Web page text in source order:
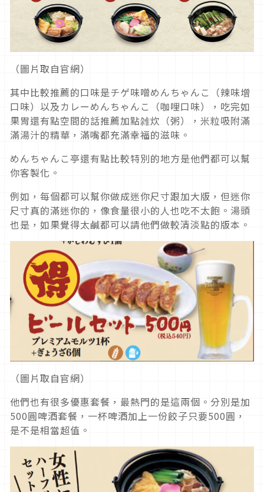
（圖片取自官網）
其中比較推薦的口味是チゲ味噌めんちゃんこ（辣味增
口味）以及カレーめんちゃんこ（咖哩口味），吃完如
果胃還有點空間的話推薦加點雑炊（粥），米粒吸附滿
滿湯汁的精華，滿嘴都充滿幸福的滋味。
めんちゃんこ亭還有點比較特別的地方是他們都可以幫
你客製化。
例如，每個都可以幫你做成迷你尺寸跟加大版，但迷你
尺寸真的滿迷你的，像食量很小的人也吃不太飽。湯頭
也是，如果覺得太鹹都可以請他們做較清淡點的版本。
（圖片取自官網）
他們也有很多優惠套餐，最熱門的是這兩個。分別是加
500圓啤酒套餐，一杯啤酒加上一份餃子只要500圓，
是不是相當超值。